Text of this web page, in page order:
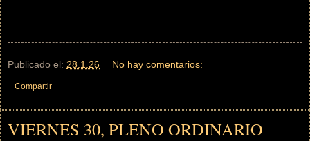
Publicado el: 28.1.26 No hay comentarios:
Compartir
VIERNES 30, PLENO ORDINARIO